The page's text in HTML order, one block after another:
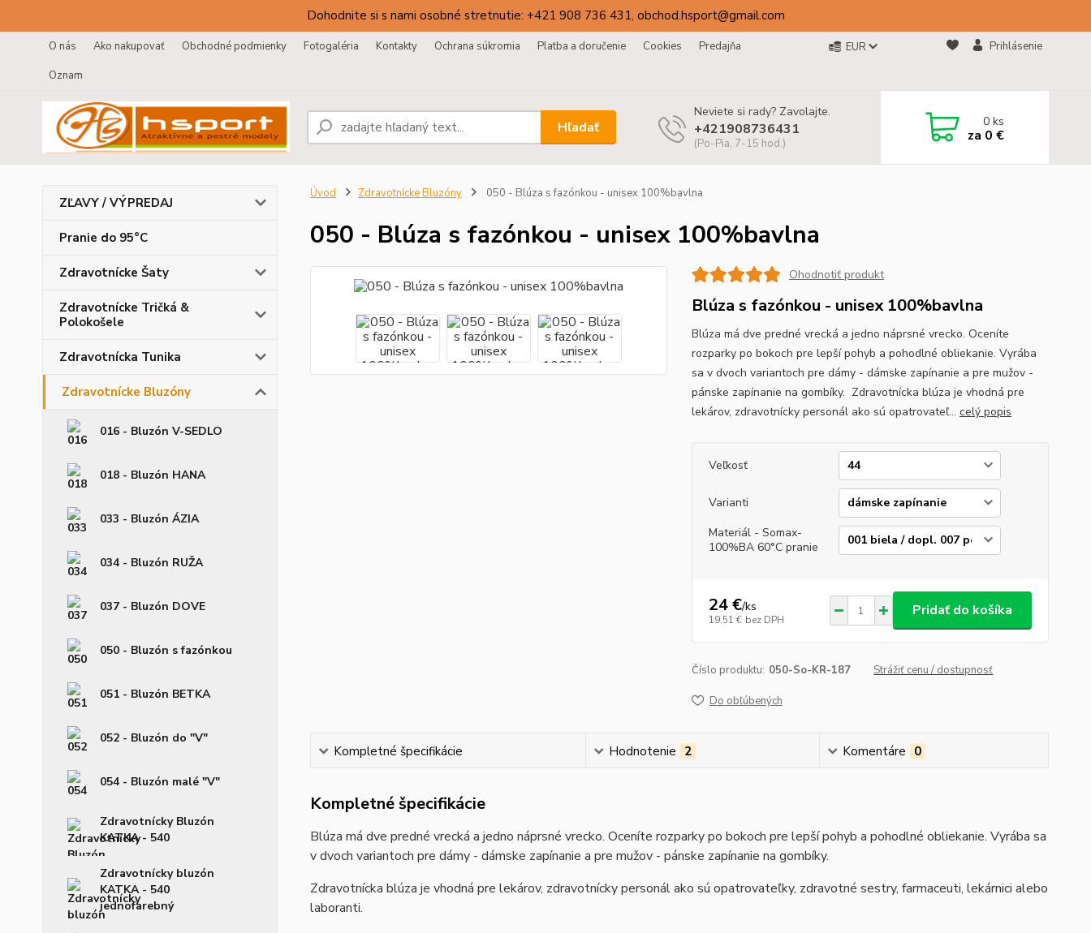
Dohodnite si s nami osobné stretnutie: +421 908 736 431, obchod.hsport@gmail.com
O nás Ako nakupovať Obchodné podmienky Fotogaléria Kontakty Ochrana súkromia Platba a doručenie Cookies
Predajňa
Oznam
EUR Prihlásenie
Hľadať
Neviete si rady? Zavolajte.
+421908736431
(Po-Pia, 7-15 hod.)
0ks
za 0 €
ZĽAVY / VÝPREDAJ
Pranie do 95°C
Zdravotnícke Šaty
Zdravotnícke Tričká &
Polokošele
Zdravotnícka Tunika
Zdravotnícke Bluzóny
016 - Bluzón V-SEDLO
018 - Bluzón HANA
033 - Bluzón ÁZIA
034 - Bluzón RUŽA
037 - Bluzón DOVE
050 - Bluzón s fazónkou
051 - Bluzón BETKA
052 - Bluzón do "V"
054 - Bluzón malé "V"
Zdravotnícky Bluzón
KATKA - 540
Zdravotnícky bluzón
KATKA - 540
jednofarebný
Úvod Zdravotnícke Bluzóny 050 - Blúza s fazónkou - unisex 100%bavlna
050 - Blúza s fazónkou - unisex 100%bavlna
Ohodnotiť produkt
Blúza s fazónkou - unisex 100%bavlna
Blúza má dve predné vrecká a jedno náprsné vrecko. Oceníte
rozparky po bokoch pre lepší pohyb a pohodlné obliekanie. Vyrába
sa v dvoch variantoch pre dámy - dámske zapínanie a pre mužov -
pánske zapínanie na gombíky. Zdravotnícka blúza je vhodná pre
lekárov, zdravotnícky personál ako sú opatrovateľ... celý popis
Veľkosť
Varianti
Materiál - Somax-
100%BA 60°C pranie
24 €/ks
19,51 € bez DPH
Pridať do košíka
Číslo produktu: 050-So-KR-187 Strážiť cenu / dostupnosť
Do obľúbených
Kompletné špecifikácie Hodnotenie 2 Komentáre 0
Kompletné špecifikácie
Blúza má dve predné vrecká a jedno náprsné vrecko. Oceníte rozparky po bokoch pre lepší pohyb a pohodlné obliekanie. Vyrába sa
v dvoch variantoch pre dámy - dámske zapínanie a pre mužov - pánske zapínanie na gombíky.
Zdravotnícka blúza je vhodná pre lekárov, zdravotnícky personál ako sú opatrovateľky, zdravotné sestry, farmaceuti, lekárnici alebo
laboranti.